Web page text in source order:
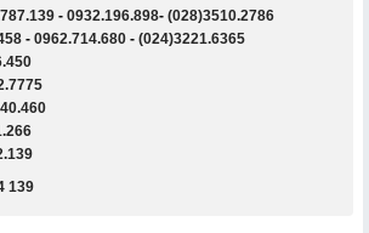
- 0932.196.898- (028)3510.2786
- 0962.714.680 - (024)3221.6365
139​